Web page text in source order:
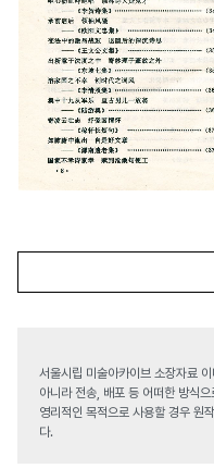
서울시립 미술아카이브 소장자료
아니라 전송, 배포 등 어떠한 방식
영리적인 목적으로 사용할 경우 원
다.